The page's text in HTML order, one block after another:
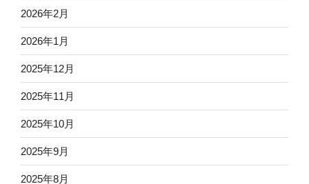
2026年2月
2026年1月
2025年12月
2025年11月
2025年10月
2025年9月
2025年8月